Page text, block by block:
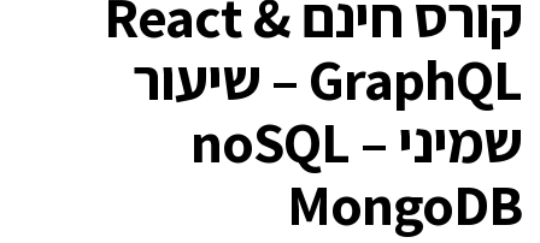
קורס חינם React &
GraphQL – שיעור
שמיני – noSQL
MongoDB